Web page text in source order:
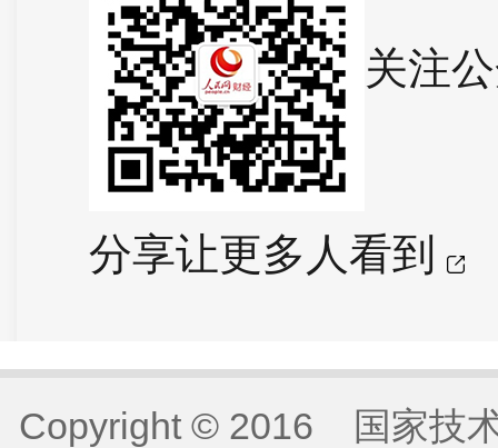
关注
分享让更多人看到
Copyright © 2016 国家技